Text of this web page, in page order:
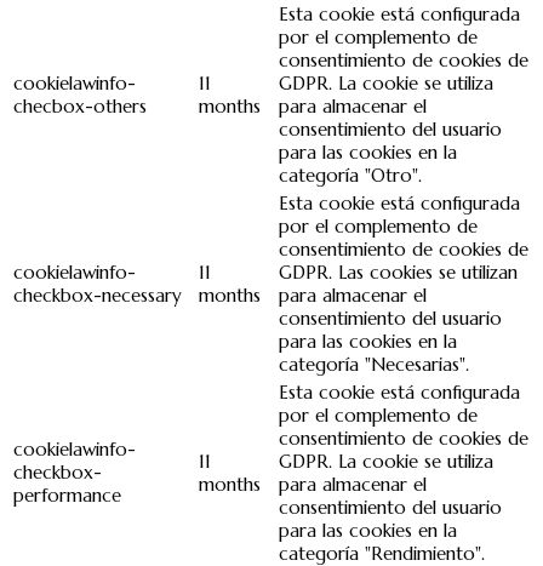
cookielawinfo-
checbox-others
11
months
Esta cookie está configurada
por el complemento de
consentimiento de cookies de
GDPR. La cookie se utiliza
para almacenar el
consentimiento del usuario
para las cookies en la
categoría "Otro".
cookielawinfo-
checkbox-necessary
11
months
Esta cookie está configurada
por el complemento de
consentimiento de cookies de
GDPR. Las cookies se utilizan
para almacenar el
consentimiento del usuario
para las cookies en la
categoría "Necesarias".
cookielawinfo-
checkbox-
performance
11
months
Esta cookie está configurada
por el complemento de
consentimiento de cookies de
GDPR. La cookie se utiliza
para almacenar el
consentimiento del usuario
para las cookies en la
categoría "Rendimiento".